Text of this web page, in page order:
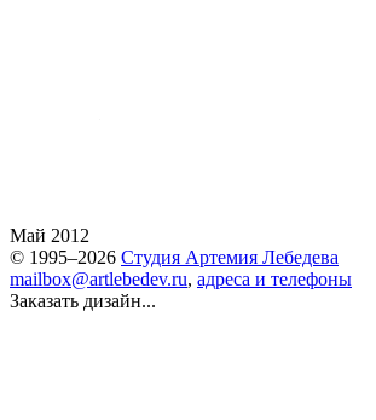
Май 2012
© 1995–2026 Студия Артемия Лебедева
mailbox@artlebedev.ru, адреса и телефоны
Заказать дизайн...